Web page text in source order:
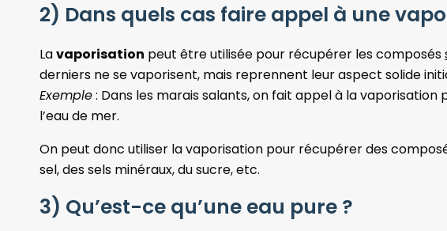
2) Dans quels cas faire appel à une
Lavaporisation peut être utilisée pour récupérer les composés
derniers ne se vaporisent, mais reprennent leur aspect solide
Exemple: Dans les marais salants, on fait appel à la
l’eau de mer.
On peut donc utiliser la vaporisation pour récupérer des
sel, des sels minéraux, du sucre, etc.
3) Qu’est-ce qu’une eau pure ?